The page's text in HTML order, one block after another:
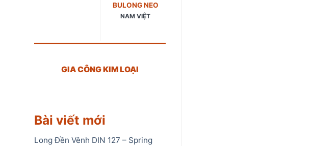
BULONG NEO
NAM VIỆT
GIA CÔNG KIM LOẠI
Bài viết mới
Long Đền Vênh DIN 127 – Spring